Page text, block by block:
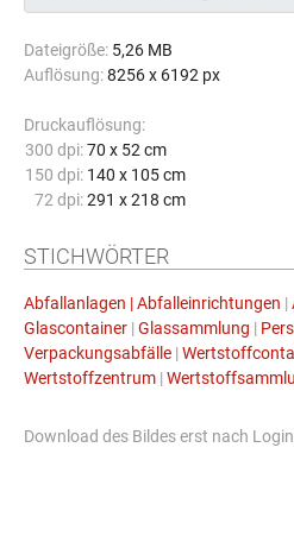
Dateigröße: 5,26 MB
Auflösung:8256 x 6192 px
Druckauflösung:
300 dpi: 70 x 52 cm
150 dpi: 140 x 105 cm
72 dpi: 291 x 218 cm
STICHWÖRTER
Abfallanlagen | Abfalleinrichtungen |
Glascontainer | Glassammlung |
Verpackungsabfälle |
Wertstoffzentrum |
Download des Bildes erst nach